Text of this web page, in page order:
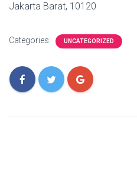
Jakarta Barat, 10120
Categories: UNCATEGORIZED